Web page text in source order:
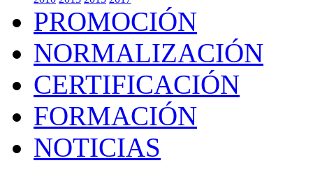
PROMOCIÓN
NORMALIZACIÓN
CERTIFICACIÓN
FORMACIÓN
NOTICIAS